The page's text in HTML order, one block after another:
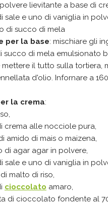
lievitante a base di
sale e uno di vaniglia in
di succo di mela
per la base: mischiare gli
succo di mela emulsionato
il tutto sulla tortiera,
d'olio. Infornare a
la crema:
crema alle nocciole pura,
amido di mais o maizena,
di agar agar in polvere,
sale e uno di vaniglia in
malto di riso,
cioccolato amaro,
di cioccolato fondente al